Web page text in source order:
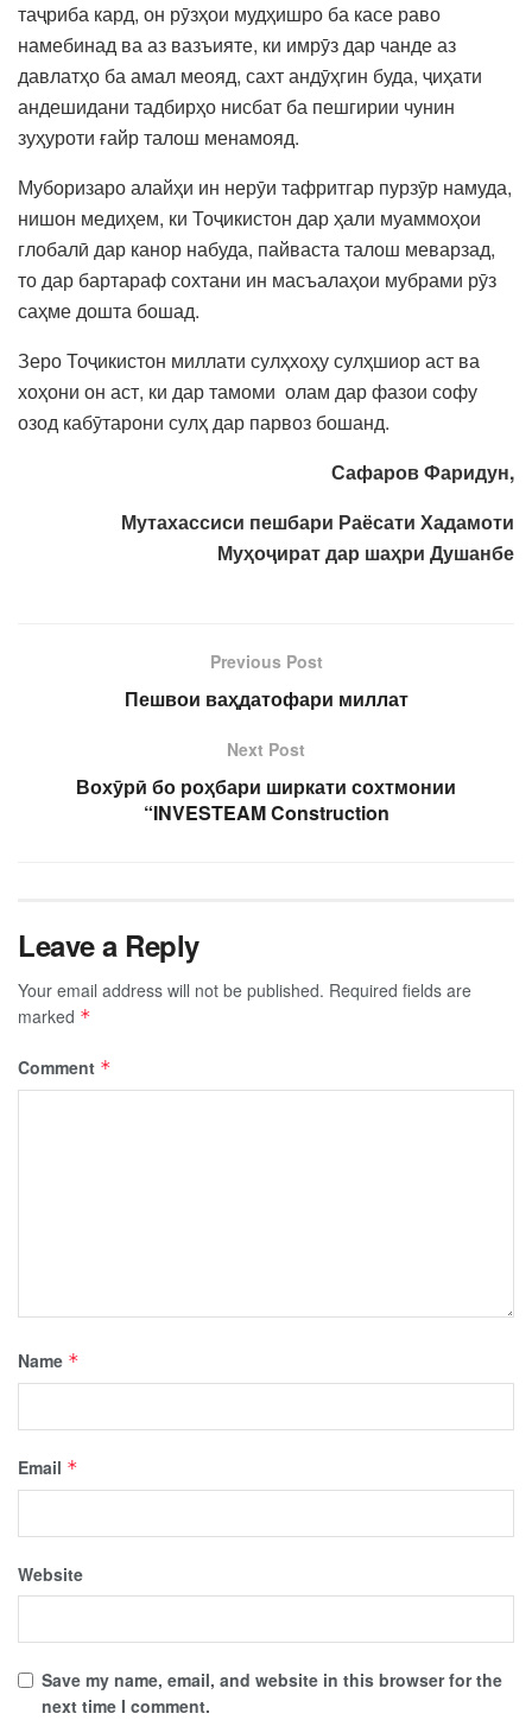
таҷриба кард, он рӯзҳои мудҳишро ба касе раво
намебинад ва аз вазъияте, ки имрӯз дар чанде аз
давлатҳо ба амал меояд, сахт андӯҳгин буда, ҷиҳати
андешидани тадбирҳо нисбат ба пешгирии чунин
зуҳуроти ғайр талош менамояд.
Муборизаро алайҳи ин нерӯи тафритгар пурзӯр намуда,
нишон медиҳем, ки Тоҷикистон дар ҳали муаммоҳои
глобалӣ дар канор набуда, пайваста талош меварзад,
то дар бартараф сохтани ин масъалаҳои мубрами рӯз
саҳме дошта бошад.
Зеро Тоҷикистон миллати сулҳхоҳу сулҳшиор аст ва
хоҳони он аст, ки дар тамоми олам дар фазои софу
озод кабӯтарони сулҳ дар парвоз бошанд.
Сафаров Фаридун,
Мутахассиси пешбари Раёсати Хадамоти
Муҳоҷират дар шаҳри Душанбе
Previous Post
Пешвои ваҳдатофари миллат
Next Post
Вохӯрӣ бо роҳбари ширкати сохтмонии
“INVESTEAM Construction
Leave a Reply
Your email address will not be published. Required fields are
marked *
Comment *
Name *
Email *
Website
Save my name, email, and website in this browser for the
next time I comment.